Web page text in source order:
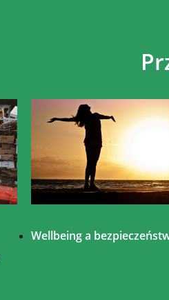
Wellbeing a